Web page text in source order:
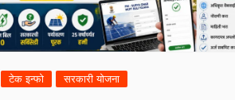
टेक इन्फो सरकारी योजना